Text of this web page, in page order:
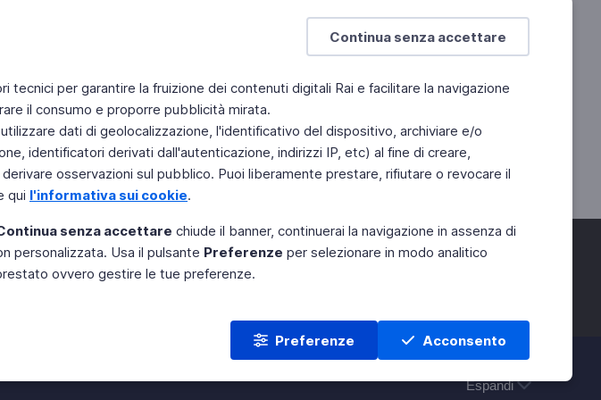
Continua senza accettare
per garantire la fruizione dei contenuti digitali Rai e facilitare la navigazione
il consumo e proporre pubblicità mirata.
dati di geolocalizzazione, l'identificativo del dispositivo, archiviare e/o
identificatori derivati dall'autenticazione, indirizzi IP, etc) al fine di creare,
osservazioni sul pubblico. Puoi liberamente prestare, rifiutare o revocare il
qui l'informativa sui cookie.
senza accettare chiude il banner, continuerai la navigazione in assenza di
personalizzata. Usa il pulsante Preferenze per selezionare in modo analitico
ovvero gestire le tue preferenze.
Preferenze Acconsento